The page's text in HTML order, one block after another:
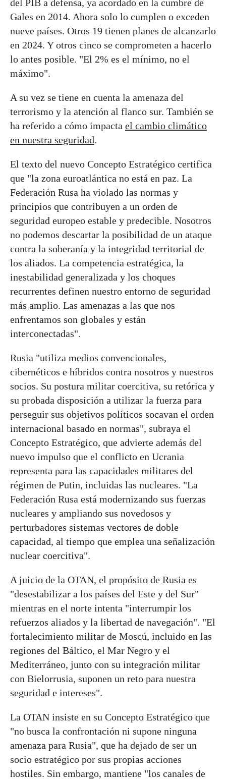
del PIB a defensa, ya acordado en la cumbre de
Gales en 2014. Ahora solo lo cumplen o exceden
nueve países. Otros 19 tienen planes de alcanzarlo
en 2024. Y otros cinco se comprometen a hacerlo
lo antes posible. "El 2% es el mínimo, no el
máximo".
A su vez se tiene en cuenta la amenaza del
terrorismo y la atención al flanco sur. También se
ha referido a cómo impacta el cambio climático
en nuestra seguridad.
El texto del nuevo Concepto Estratégico certifica
que "la zona euroatlántica no está en paz. La
Federación Rusa ha violado las normas y
principios que contribuyen a un orden de
seguridad europeo estable y predecible. Nosotros
no podemos descartar la posibilidad de un ataque
contra la soberanía y la integridad territorial de
los aliados. La competencia estratégica, la
inestabilidad generalizada y los choques
recurrentes definen nuestro entorno de seguridad
más amplio. Las amenazas a las que nos
enfrentamos son globales y están
interconectadas".
Rusia "utiliza medios convencionales,
cibernéticos e híbridos contra nosotros y nuestros
socios. Su postura militar coercitiva, su retórica y
su probada disposición a utilizar la fuerza para
perseguir sus objetivos políticos socavan el orden
internacional basado en normas", subraya el
Concepto Estratégico, que advierte además del
nuevo impulso que el conflicto en Ucrania
representa para las capacidades militares del
régimen de Putin, incluidas las nucleares. "La
Federación Rusa está modernizando sus fuerzas
nucleares y ampliando sus novedosos y
perturbadores sistemas vectores de doble
capacidad, al tiempo que emplea una señalización
nuclear coercitiva".
A juicio de la OTAN, el propósito de Rusia es
"desestabilizar a los países del Este y del Sur"
mientras en el norte intenta "interrumpir los
refuerzos aliados y la libertad de navegación". "El
fortalecimiento militar de Moscú, incluido en las
regiones del Báltico, el Mar Negro y el
Mediterráneo, junto con su integración militar
con Bielorrusia, suponen un reto para nuestra
seguridad e intereses".
La OTAN insiste en su Concepto Estratégico que
"no busca la confrontación ni supone ninguna
amenaza para Rusia", que ha dejado de ser un
socio estratégico por sus propias acciones
hostiles. Sin embargo, mantiene "los canales de